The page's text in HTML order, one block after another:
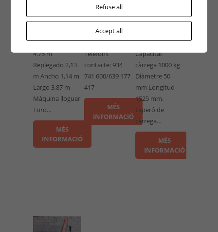
Alça 2.500 Kg
d’elevació de
4.75 m
Replegado 2,13
m Ancho 1,14 m
Largo 3,87 m
Màquina lloguer
Toro…
MÉS
INFORMACIÓ
Lloguer
Carretó
elevador per
alquiler.
Telèfons
contacte: 934
741 600/639 177
417
MÉS
INFORMACIÓ
Per manipulació
bobines o tubs.
Capacitat
càrrega 1000 kg
Diàmetre 50
mm Longitud
1525 mm.
Esperó de
càrrega…
MÉS
INFORMACIÓ
Refuse all
Accept all